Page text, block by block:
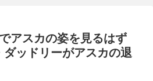
アスカの姿を見るはず
ッドリーがアスカの退